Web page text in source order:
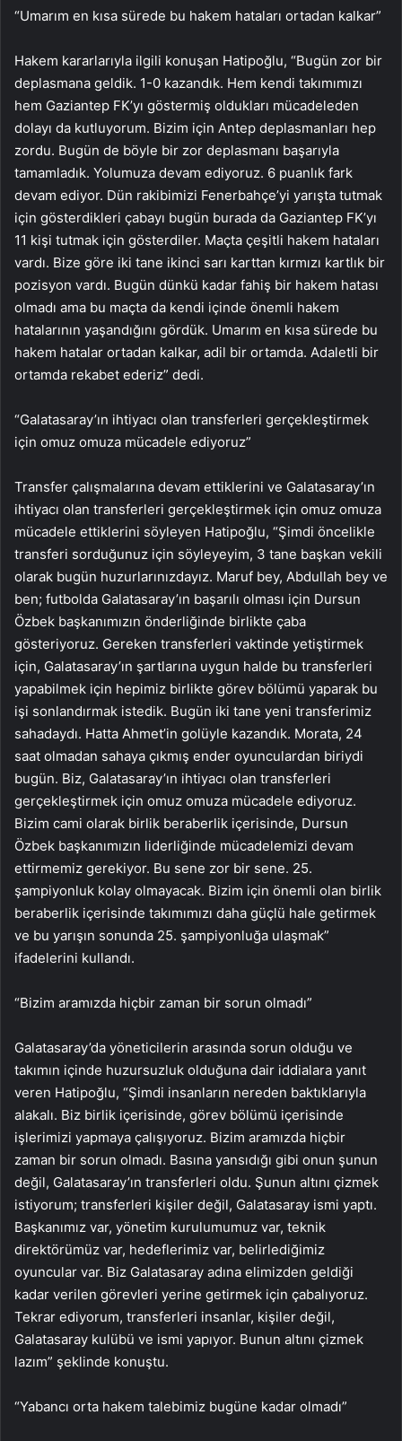
“Umarım en kısa sürede bu hakem hataları ortadan kalkar”
Hakem kararlarıyla ilgili konuşan Hatipoğlu, “Bugün zor bir
deplasmana geldik. 1-0 kazandık. Hem kendi takımımızı
hem Gaziantep FK’yı göstermiş oldukları mücadeleden
dolayı da kutluyorum. Bizim için Antep deplasmanları hep
zordu. Bugün de böyle bir zor deplasmanı başarıyla
tamamladık. Yolumuza devam ediyoruz. 6 puanlık fark
devam ediyor. Dün rakibimizi Fenerbahçe’yi yarışta tutmak
için gösterdikleri çabayı bugün burada da Gaziantep FK’yı
11 kişi tutmak için gösterdiler. Maçta çeşitli hakem hataları
vardı. Bize göre iki tane ikinci sarı karttan kırmızı kartlık bir
pozisyon vardı. Bugün dünkü kadar fahiş bir hakem hatası
olmadı ama bu maçta da kendi içinde önemli hakem
hatalarının yaşandığını gördük. Umarım en kısa sürede bu
hakem hatalar ortadan kalkar, adil bir ortamda. Adaletli bir
ortamda rekabet ederiz” dedi.
“Galatasaray’ın ihtiyacı olan transferleri gerçekleştirmek
için omuz omuza mücadele ediyoruz”
Transfer çalışmalarına devam ettiklerini ve Galatasaray’ın
ihtiyacı olan transferleri gerçekleştirmek için omuz omuza
mücadele ettiklerini söyleyen Hatipoğlu, “Şimdi öncelikle
transferi sorduğunuz için söyleyeyim, 3 tane başkan vekili
olarak bugün huzurlarınızdayız. Maruf bey, Abdullah bey ve
ben; futbolda Galatasaray’ın başarılı olması için Dursun
Özbek başkanımızın önderliğinde birlikte çaba
gösteriyoruz. Gereken transferleri vaktinde yetiştirmek
için, Galatasaray’ın şartlarına uygun halde bu transferleri
yapabilmek için hepimiz birlikte görev bölümü yaparak bu
işi sonlandırmak istedik. Bugün iki tane yeni transferimiz
sahadaydı. Hatta Ahmet’in golüyle kazandık. Morata, 24
saat olmadan sahaya çıkmış ender oyunculardan biriydi
bugün. Biz, Galatasaray’ın ihtiyacı olan transferleri
gerçekleştirmek için omuz omuza mücadele ediyoruz.
Bizim cami olarak birlik beraberlik içerisinde, Dursun
Özbek başkanımızın liderliğinde mücadelemizi devam
ettirmemiz gerekiyor. Bu sene zor bir sene. 25.
şampiyonluk kolay olmayacak. Bizim için önemli olan birlik
beraberlik içerisinde takımımızı daha güçlü hale getirmek
ve bu yarışın sonunda 25. şampiyonluğa ulaşmak”
ifadelerini kullandı.
“Bizim aramızda hiçbir zaman bir sorun olmadı”
Galatasaray’da yöneticilerin arasında sorun olduğu ve
takımın içinde huzursuzluk olduğuna dair iddialara yanıt
veren Hatipoğlu, “Şimdi insanların nereden baktıklarıyla
alakalı. Biz birlik içerisinde, görev bölümü içerisinde
işlerimizi yapmaya çalışıyoruz. Bizim aramızda hiçbir
zaman bir sorun olmadı. Basına yansıdığı gibi onun şunun
değil, Galatasaray’ın transferleri oldu. Şunun altını çizmek
istiyorum; transferleri kişiler değil, Galatasaray ismi yaptı.
Başkanımız var, yönetim kurulumumuz var, teknik
direktörümüz var, hedeflerimiz var, belirlediğimiz
oyuncular var. Biz Galatasaray adına elimizden geldiği
kadar verilen görevleri yerine getirmek için çabalıyoruz.
Tekrar ediyorum, transferleri insanlar, kişiler değil,
Galatasaray kulübü ve ismi yapıyor. Bunun altını çizmek
lazım” şeklinde konuştu.
“Yabancı orta hakem talebimiz bugüne kadar olmadı”